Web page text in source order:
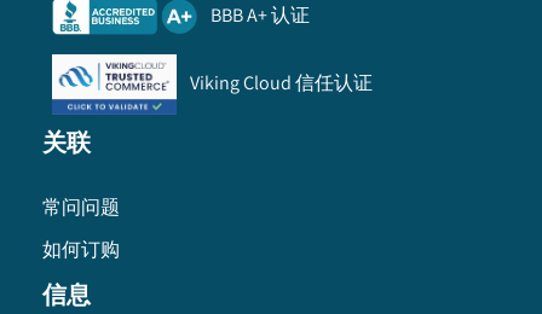
BBB A+ 认证
Viking Cloud 信任认证
关联
常问问题
如何订购
信息